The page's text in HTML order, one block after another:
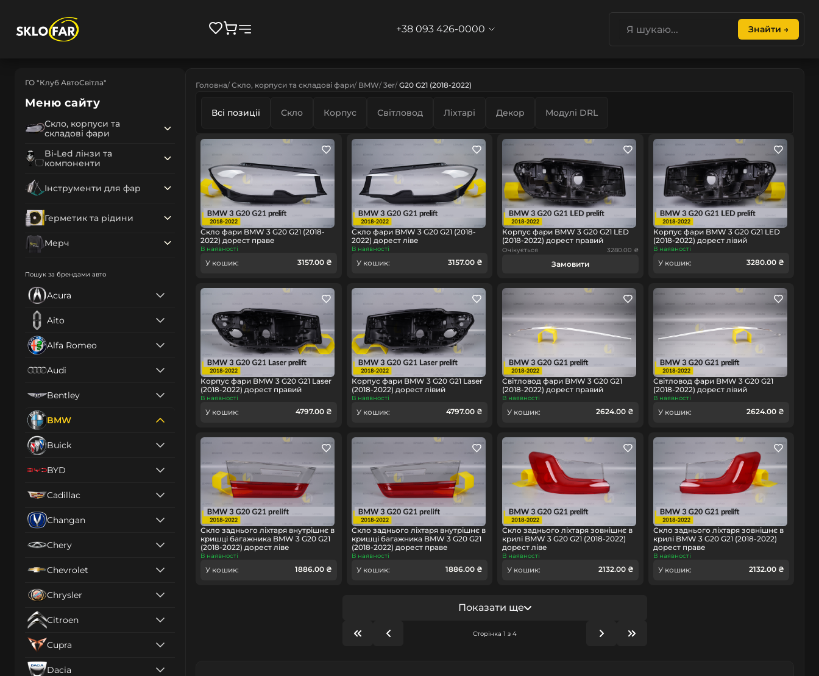
+38 093 426-0000 Знайти →
ГО "Клуб АвтоСвітла"
Меню сайту
Скло, корпуси та
складові фари
Bi-Led лінзи та
компоненти
Інструменти для фар
Герметик та рідини
Мерч
Пошук за брендами авто
Acura
Aito
Alfa Romeo
Audi
Bentley
BMW
Buick
BYD
Cadillac
Changan
Chery
Chevrolet
Chrysler
Citroen
Cupra
Dacia
Головна Скло, корпуси та складові фари BMW 3er G20 G21 (2018-2022)
Всі позиції Скло Корпус Світловод Ліхтарі Декор Модулі DRL
Скло фари BMW 3 G20 G21 (2018-
2022) дорест праве
В наявності
У кошик: 3157.00 ₴
Скло фари BMW 3 G20 G21 (2018-
2022) дорест ліве
В наявності
У кошик: 3157.00 ₴
Корпус фари BMW 3 G20 G21 LED
(2018-2022) дорест правий
Очікується 3280.00 ₴
Замовити
Корпус фари BMW 3 G20 G21 LED
(2018-2022) дорест лівий
В наявності
У кошик: 3280.00 ₴
Корпус фари BMW 3 G20 G21 Laser
(2018-2022) дорест правий
В наявності
У кошик: 4797.00 ₴
Корпус фари BMW 3 G20 G21 Laser
(2018-2022) дорест лівий
В наявності
У кошик: 4797.00 ₴
Світловод фари BMW 3 G20 G21
(2018-2022) дорест правий
В наявності
У кошик: 2624.00 ₴
Світловод фари BMW 3 G20 G21
(2018-2022) дорест лівий
В наявності
У кошик: 2624.00 ₴
Скло заднього ліхтаря внутрішнє в
кришці багажника BMW 3 G20 G21
(2018-2022) дорест ліве
В наявності
У кошик: 1886.00 ₴
Скло заднього ліхтаря внутрішнє в
кришці багажника BMW 3 G20 G21
(2018-2022) дорест праве
В наявності
У кошик: 1886.00 ₴
Скло заднього ліхтаря зовнішнє в
крилі BMW 3 G20 G21 (2018-2022)
дорест ліве
В наявності
У кошик: 2132.00 ₴
Скло заднього ліхтаря зовнішнє в
крилі BMW 3 G20 G21 (2018-2022)
дорест праве
В наявності
У кошик: 2132.00 ₴
Показати ще
Сторінка 1 з 4